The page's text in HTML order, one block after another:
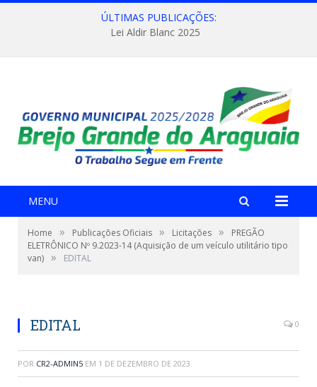
ÚLTIMAS PUBLICAÇÕES:
Lei Aldir Blanc 2025
MENU
Home » Publicações Oficiais » Licitações »
PREGÃO
ELETRÔNICO Nº 9.2023-14 (Aquisição de um veículo utilitário tipo
van) » EDITAL
EDITAL 0
POR CR2-ADMIN5 EM 1 DE DEZEMBRO DE 2023